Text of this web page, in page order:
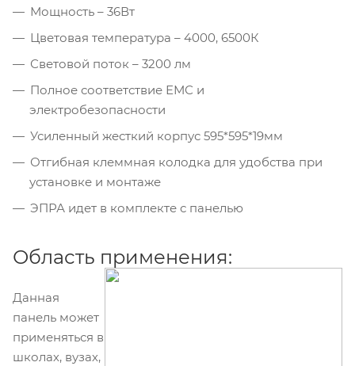
Мощность – 36Вт
Цветовая температура – 4000, 6500К
Световой поток – 3200 лм
Полное соответствие ЕМС и
электробезопасности
Усиленный жесткий корпус 595*595*19мм
Отгибная клеммная колодка для удобства при
установке и монтаже
ЭПРА идет в комплекте с панелью
Область применения:
Данная
панель может
применяться в
школах, вузах,